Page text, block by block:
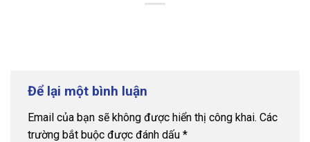
Để lại một bình luận
Email của bạn sẽ không được hiển thị công khai. Các
trường bắt buộc được đánh dấu *